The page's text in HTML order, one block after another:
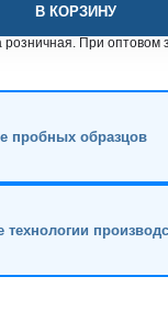
В КОРЗИНУ
При оптовом
пробных образцов
технологии